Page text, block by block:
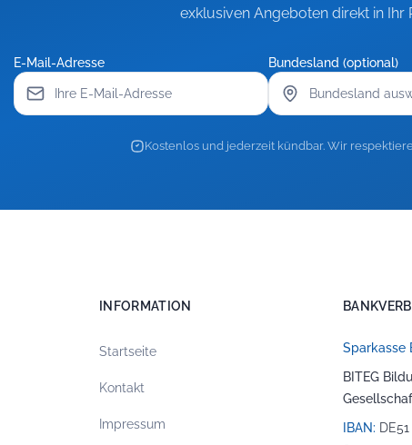
exklusiven Angeboten direkt in Ihr
E-Mail-Adresse Bundesland (optional)
Kostenlos und jederzeit kündbar. Wir
INFORMATION
Startseite
Kontakt
Impressum
Sparkasse
BITEG
IBAN: